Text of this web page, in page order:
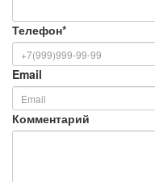
Телефон*
Email
Комментарий